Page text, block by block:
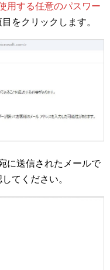
用する任意のパスワー
をクリックします。
に送信されたメールで
てください。